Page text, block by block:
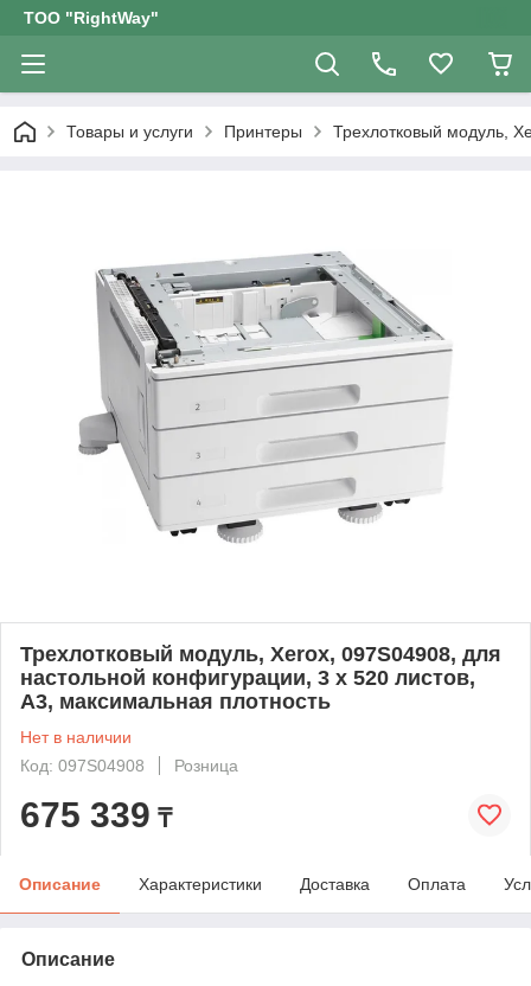
ТОО "RightWay"
Товары и услуги Принтеры Трехлотковый модуль,
Трехлотковый модуль, Xerox, 097S04908, для
настольной конфигурации, 3 х 520 листов,
А3, максимальная плотность
Нет в наличии
Код: 097S04908
Розница
675 339 ₸
Описание Характеристики Доставка Оплата
Описание